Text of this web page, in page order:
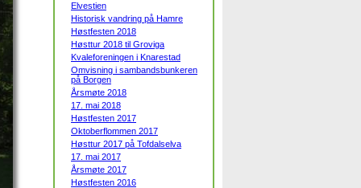
Elvestien
Historisk vandring på Hamre
Høstfesten 2018
Høsttur 2018 til Groviga
Kvaleforeningen i Knarestad
Omvisning i sambandsbunkeren
på Borgen
Årsmøte 2018
17. mai 2018
Høstfesten 2017
Oktoberflommen 2017
Høsttur 2017 på Tofdalselva
17. mai 2017
Årsmøte 2017
Høstfesten 2016